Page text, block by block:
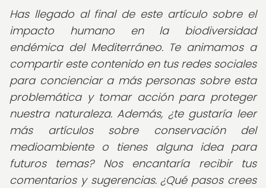
Has llegado al final de este artículo sobre el
impacto humano en la biodiversidad
endémica del Mediterráneo. Te animamos a
compartir este contenido en tus redes sociales
para concienciar a más personas sobre esta
problemática y tomar acción para proteger
nuestra naturaleza.Además, ¿te gustaría leer
más artículos sobre conservación del
medioambiente o tienes alguna idea para
futuros temas? Nos encantaría recibir tus
comentarios y sugerencias. ¿Qué pasos crees